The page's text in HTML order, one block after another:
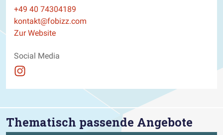
Telefon
+49 40 74304189
E-Mail
kontakt@fobizz.com
Website
Zur Website
Social Media
Auftritt auf Instagram ansehen
Thematisch passende Angebote